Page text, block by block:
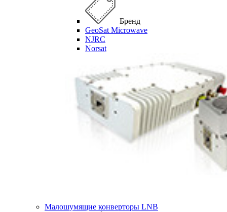
Бренд
GeoSat Microwave
NJRC
Norsat
Малошумящие конверторы LNB